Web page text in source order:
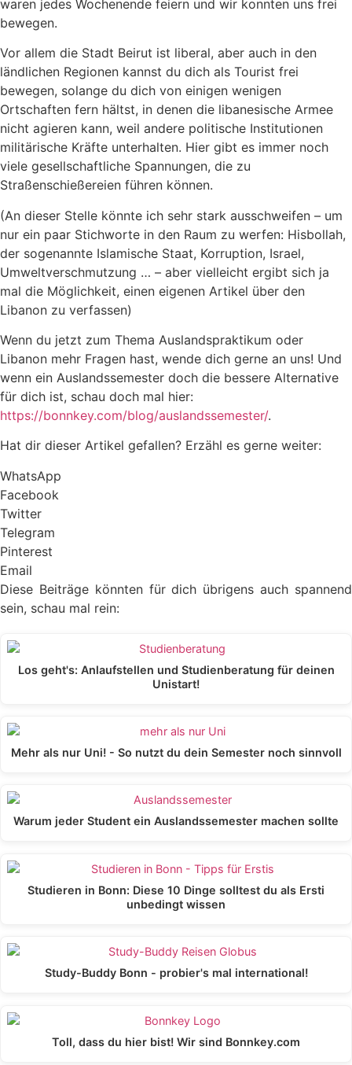
waren jedes Wochenende feiern und wir konnten uns frei
bewegen.
Vor allem die Stadt Beirut ist liberal, aber auch in den
ländlichen Regionen kannst du dich als Tourist frei
bewegen, solange du dich von einigen wenigen
Ortschaften fern hältst, in denen die libanesische Armee
nicht agieren kann, weil andere politische Institutionen
militärische Kräfte unterhalten. Hier gibt es immer noch
viele gesellschaftliche Spannungen, die zu
Straßenschießereien führen können.
(An dieser Stelle könnte ich sehr stark ausschweifen – um
nur ein paar Stichworte in den Raum zu werfen: Hisbollah,
der sogenannte Islamische Staat, Korruption, Israel,
Umweltverschmutzung … – aber vielleicht ergibt sich ja
mal die Möglichkeit, einen eigenen Artikel über den
Libanon zu verfassen)
Wenn du jetzt zum Thema Auslandspraktikum oder
Libanon mehr Fragen hast, wende dich gerne an uns! Und
wenn ein Auslandssemester doch die bessere Alternative
für dich ist, schau doch mal hier:
https://bonnkey.com/blog/auslandssemester/.
Hat dir dieser Artikel gefallen? Erzähl es gerne weiter:
WhatsApp
Facebook
Twitter
Telegram
Pinterest
Email
Diese Beiträge könnten für dich übrigens auch spannend
sein, schau mal rein:
Los geht's: Anlaufstellen und Studienberatung für deinen
Unistart!
Mehr als nur Uni! - So nutzt du dein Semester noch sinnvoll
Warum jeder Student ein Auslandssemester machen sollte
Studieren in Bonn: Diese 10 Dinge solltest du als Ersti
unbedingt wissen
Study-Buddy Bonn - probier's mal international!
Toll, dass du hier bist! Wir sind Bonnkey.com